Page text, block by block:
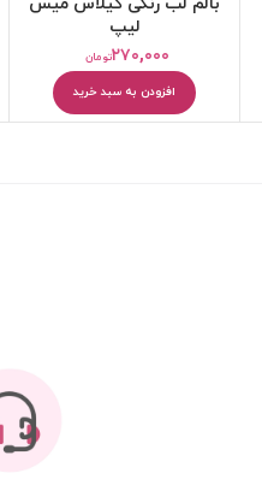
لیپ
تومان۲۷۰,۰۰۰
افزودن به سبد خرید